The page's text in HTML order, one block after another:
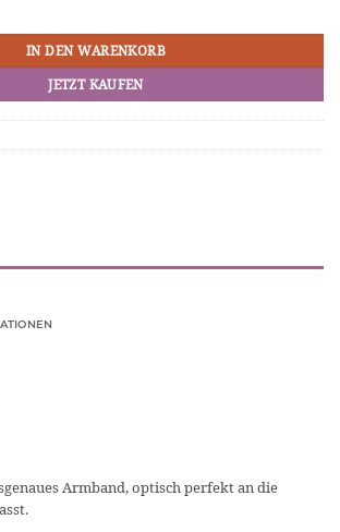
IN DEN WARENKORB
JETZT KAUFEN
Armband, optisch perfekt an die